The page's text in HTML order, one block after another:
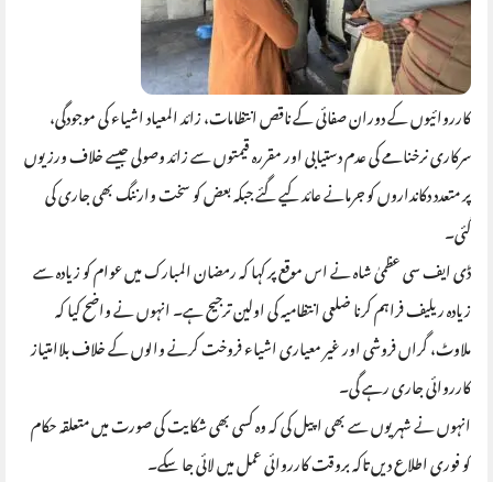
کارروائیوں کے دوران صفائی کے ناقص انتظامات، زائد المعیاد اشیاء کی موجودگی،
سرکاری نرخنامے کی عدم دستیابی اور مقررہ قیمتوں سے زائد وصولی جیسے خلاف ورزیوں
پر متعدد دکانداروں کو جرمانے عائد کیے گئے جبکہ بعض کو سخت وارننگ بھی جاری کی
گئی۔
ڈی ایف سی عظمیٰ شاہ نے اس موقع پر کہا کہ رمضان المبارک میں عوام کو زیادہ سے
زیادہ ریلیف فراہم کرنا ضلعی انتظامیہ کی اولین ترجیح ہے۔ انہوں نے واضح کیا کہ
ملاوٹ، گراں فروشی اور غیر معیاری اشیاء فروخت کرنے والوں کے خلاف بلاامتیاز
کارروائی جاری رہے گی۔
انہوں نے شہریوں سے بھی اپیل کی کہ وہ کسی بھی شکایت کی صورت میں متعلقہ حکام
کو فوری اطلاع دیں تاکہ بروقت کارروائی عمل میں لائی جا سکے۔